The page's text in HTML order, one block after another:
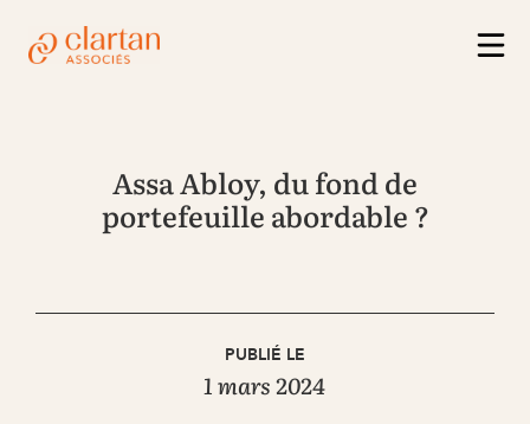
Assa Abloy, du fond de
portefeuille abordable ?
PUBLIÉ LE
1 mars 2024